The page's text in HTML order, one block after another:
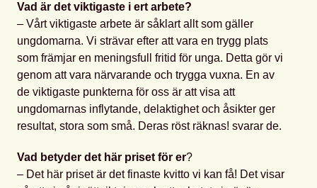
Vad är det viktigaste i ert arbete?
– Vårt viktigaste arbete är såklart allt som gäller
ungdomarna. Vi strävar efter att vara en trygg plats
som främjar en meningsfull fritid för unga. Detta gör vi
genom att vara närvarande och trygga vuxna. En av
de viktigaste punkterna för oss är att visa att
ungdomarnas inflytande, delaktighet och åsikter ger
resultat, stora som små. Deras röst räknas! svarar de.
Vad betyder det här priset för er?
– Det här priset är det finaste kvitto vi kan få! Det visar